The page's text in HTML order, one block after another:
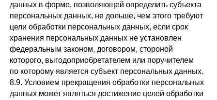
данных в форме, позволяющей определить субъекта
персональных данных, не дольше, чем этого требуют
цели обработки персональных данных, если срок
хранения персональных данных не установлен
федеральным законом, договором, стороной
которого, выгодоприобретателем или поручителем
по которому является субъект персональных данных.
8.9. Условием прекращения обработки персональных
данных может являться достижение целей обработки